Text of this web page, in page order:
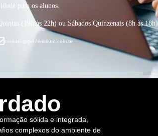
para os alunos.
(19h às 22h) ou Sábados Quinzenais (8h às 18h)
contato@get7instituto.com.br
sólida e integrada,
complexos do ambiente de